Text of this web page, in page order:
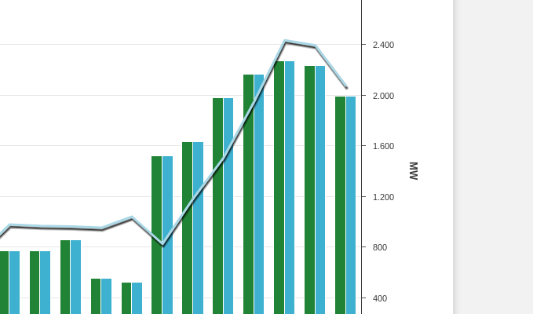
MW
400
800
1.200
1.600
2.000
2.400